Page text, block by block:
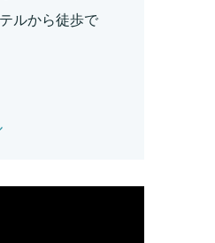
ルから徒歩で